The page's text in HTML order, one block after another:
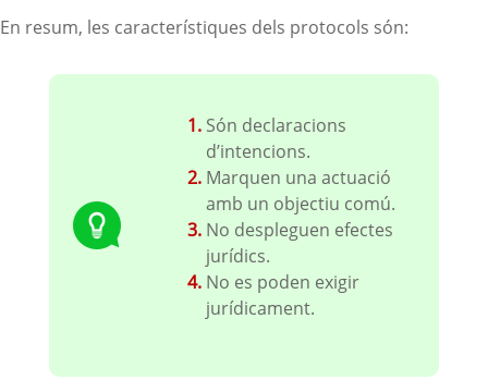
En resum, les característiques dels protocols són:
Són declaracions
d’intencions.
Marquen una actuació
amb un objectiu comú.
No despleguen efectes
jurídics.
No es poden exigir
jurídicament.